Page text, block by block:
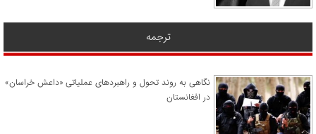
ترجمه
نگاهی به روند تحول و راهبردهای عملیاتی «داعش خراسان»
در افغانستان